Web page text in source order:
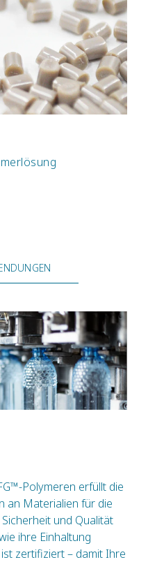
Polymeren erfüllt die
an Materialien für die
und Qualität
ihre Einhaltung
zertifiziert – damit Ihre